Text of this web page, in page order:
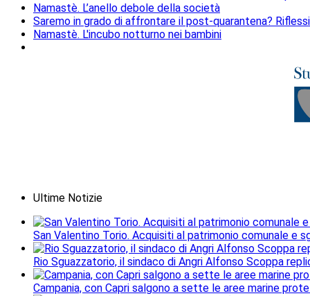
Namastè. L’anello debole della società
Saremo in grado di affrontare il post-quarantena?
Namastè. L'incubo notturno nei bambini
Ultime Notizie
San Valentino Torio. Acquisiti al patrimonio comunale e
Rio Sguazzatorio, il sindaco di Angri Alfonso Scoppa
Campania, con Capri salgono a sette le aree marine